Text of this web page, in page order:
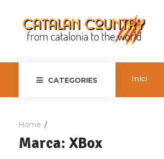
CATEGORIES Inici
Home
Marca: XBox